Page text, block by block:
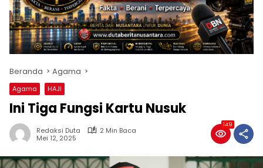
Beranda Agama
Agama HAJI
Ini Tiga Fungsi Kartu Nusuk
Redaksi Duta
2 Min Baca
Mei 12, 2025
149